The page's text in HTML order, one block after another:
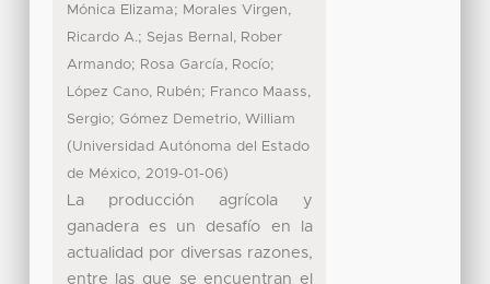
Mónica Elizama; Morales Virgen,
Ricardo A.; Sejas Bernal, Rober
Armando; Rosa García, Rocío;
López Cano, Rubén; Franco Maass,
Sergio; Gómez Demetrio, William
(Universidad Autónoma del Estado
de México, 2019-01-06)
La producción agrícola y
ganadera es un desafío en la
actualidad por diversas razones,
entre las que se encuentran el